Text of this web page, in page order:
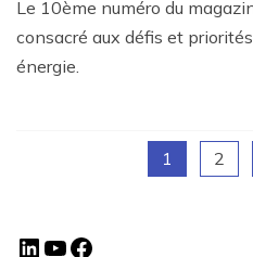
Le 10ème numéro du
consacré aux défis et
énergie.
1 2